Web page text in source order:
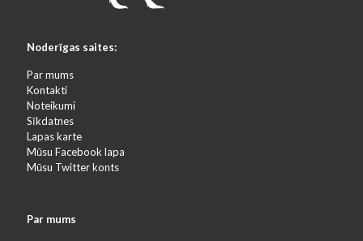
Noderīgas saites:
Par mums
Kontakti
Noteikumi
Sīkdatnes
Lapas karte
Mūsu Facebook lapa
Mūsu Twitter konts
Par mums